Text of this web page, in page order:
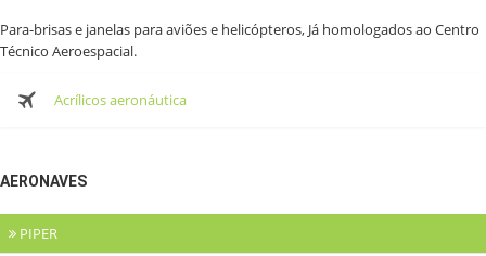
Para-brisas e janelas para aviões e helicópteros, Já homologados ao Centro
Técnico Aeroespacial.
Acrílicos aeronáutica
AERONAVES
PIPER